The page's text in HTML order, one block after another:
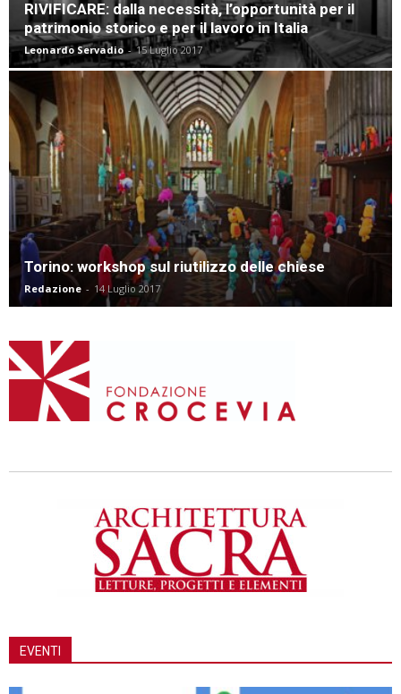
RIVIFICARE: dalla necessità, l’opportunità per il
patrimonio storico e per il lavoro in Italia
Leonardo Servadio - 15 Luglio 2017
Torino: workshop sul riutilizzo delle chiese
Redazione - 14 Luglio 2017
EVENTI